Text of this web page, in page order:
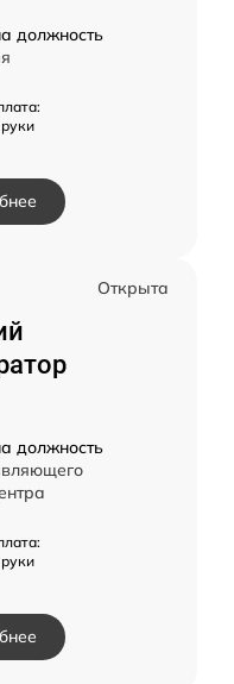
должность
Открыта
должность